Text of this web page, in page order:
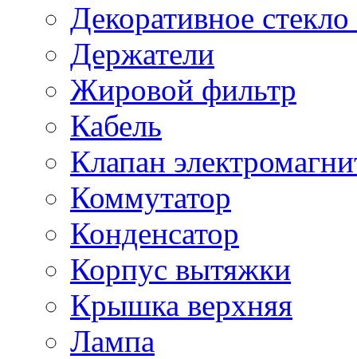
Декоративное
Держатели
Жировой фильтр
Кабель
Клапан
Коммутатор
Конденсатор
Корпус вытяжки
Крышка верхняя
Лампа